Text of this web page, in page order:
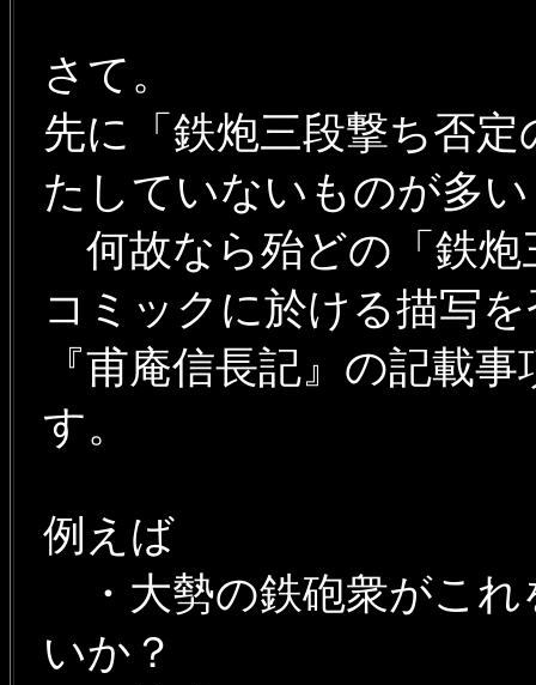
さて。
先に「鉄炮三段撃ち否
たしていないものが多
何故なら殆どの「鉄炮
コミックに於ける描写
『甫庵信長記』の記載
す。
例えば
・大勢の鉄砲衆がこれ
いか？